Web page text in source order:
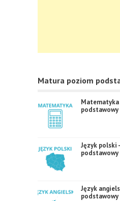
Matura poziom
podstawowy
Język polski
podstawowy
Język
podstawowy